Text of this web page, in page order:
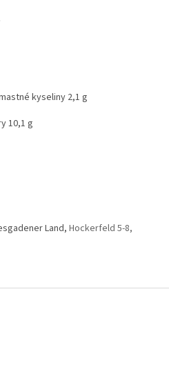
kyseliny 2,1 g
10,1 g
Land, Hockerfeld 5-8,